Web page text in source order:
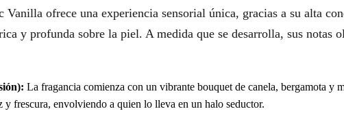
ofrece una experiencia sensorial única, gracias a su alta
y profunda sobre la piel. A medida que se desarrolla, sus notas
La fragancia comienza con un vibrante bouquet de canela, bergamota y
y frescura, envolviendo a quien lo lleva en un halo seductor.